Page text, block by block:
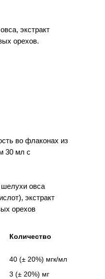
экстракт
орехов.
во флаконах из
30 мл с
шелухи овса
экстракт
орехов
40 (± 20%) мгк/мл
3 (± 20%) мг
Количество